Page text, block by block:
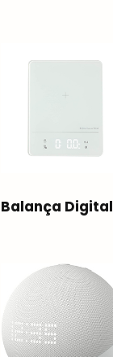
Balança Digital